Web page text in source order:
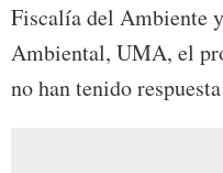
Fiscalía del Ambiente
Ambiental, UMA, el
no han tenido respuesta